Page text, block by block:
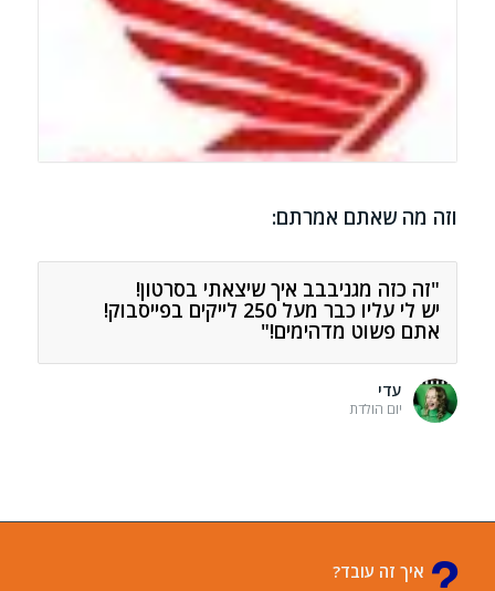
וזה מה שאתם אמרתם:
"זה כזה מגניבבב איך שיצאתי בסרטון!
יש לי עליו כבר מעל 250 לייקים בפייסבוק!
אתם פשוט מדהימים!"
עדי
יום הולדת
איך זה עובד?